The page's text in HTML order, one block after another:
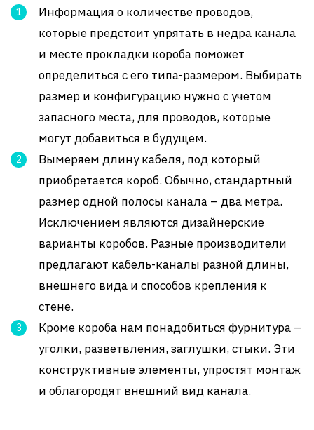
Информация о количестве проводов,
которые предстоит упрятать в недра канала
и месте прокладки короба поможет
определиться с его типа-размером. Выбирать
размер и конфигурацию нужно с учетом
запасного места, для проводов, которые
могут добавиться в будущем.
Вымеряем длину кабеля, под который
приобретается короб. Обычно, стандартный
размер одной полосы канала – два метра.
Исключением являются дизайнерские
варианты коробов. Разные производители
предлагают кабель-каналы разной длины,
внешнего вида и способов крепления к
стене.
Кроме короба нам понадобиться фурнитура –
уголки, разветвления, заглушки, стыки. Эти
конструктивные элементы, упростят монтаж
и облагородят внешний вид канала.